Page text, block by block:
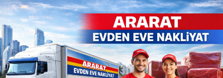
İçeriğe
geç